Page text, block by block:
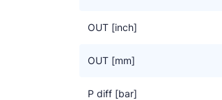
OUT [inch]
OUT [mm]
P diff [bar]